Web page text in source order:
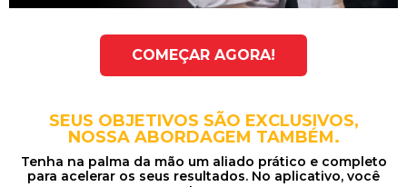
COMEÇAR AGORA!
SEUS OBJETIVOS SÃO EXCLUSIVOS,
NOSSA ABORDAGEM TAMBÉM.
Tenha na palma da mão um aliado prático e completo
para acelerar os seus resultados. No aplicativo, você